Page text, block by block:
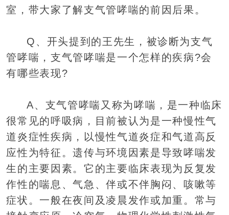
室，带大家了解支气管哮喘的前因后果。
Q、开头提到的王先生，被诊断为支气
管哮喘，支气管哮喘是一个怎样的疾病?会
有哪些表现?
A、支气管哮喘又称为哮喘，是一种临床
很常见的呼吸病，目前被认为是一种慢性气
道炎症性疾病，以慢性气道炎症和气道高反
应性为特征。遗传与环境因素是导致哮喘发
生的主要因素。它的主要临床表现为反复发
作性的喘息、气急、伴或不伴胸闷、咳嗽等
症状。一般在夜间及凌晨发作或加重。常与